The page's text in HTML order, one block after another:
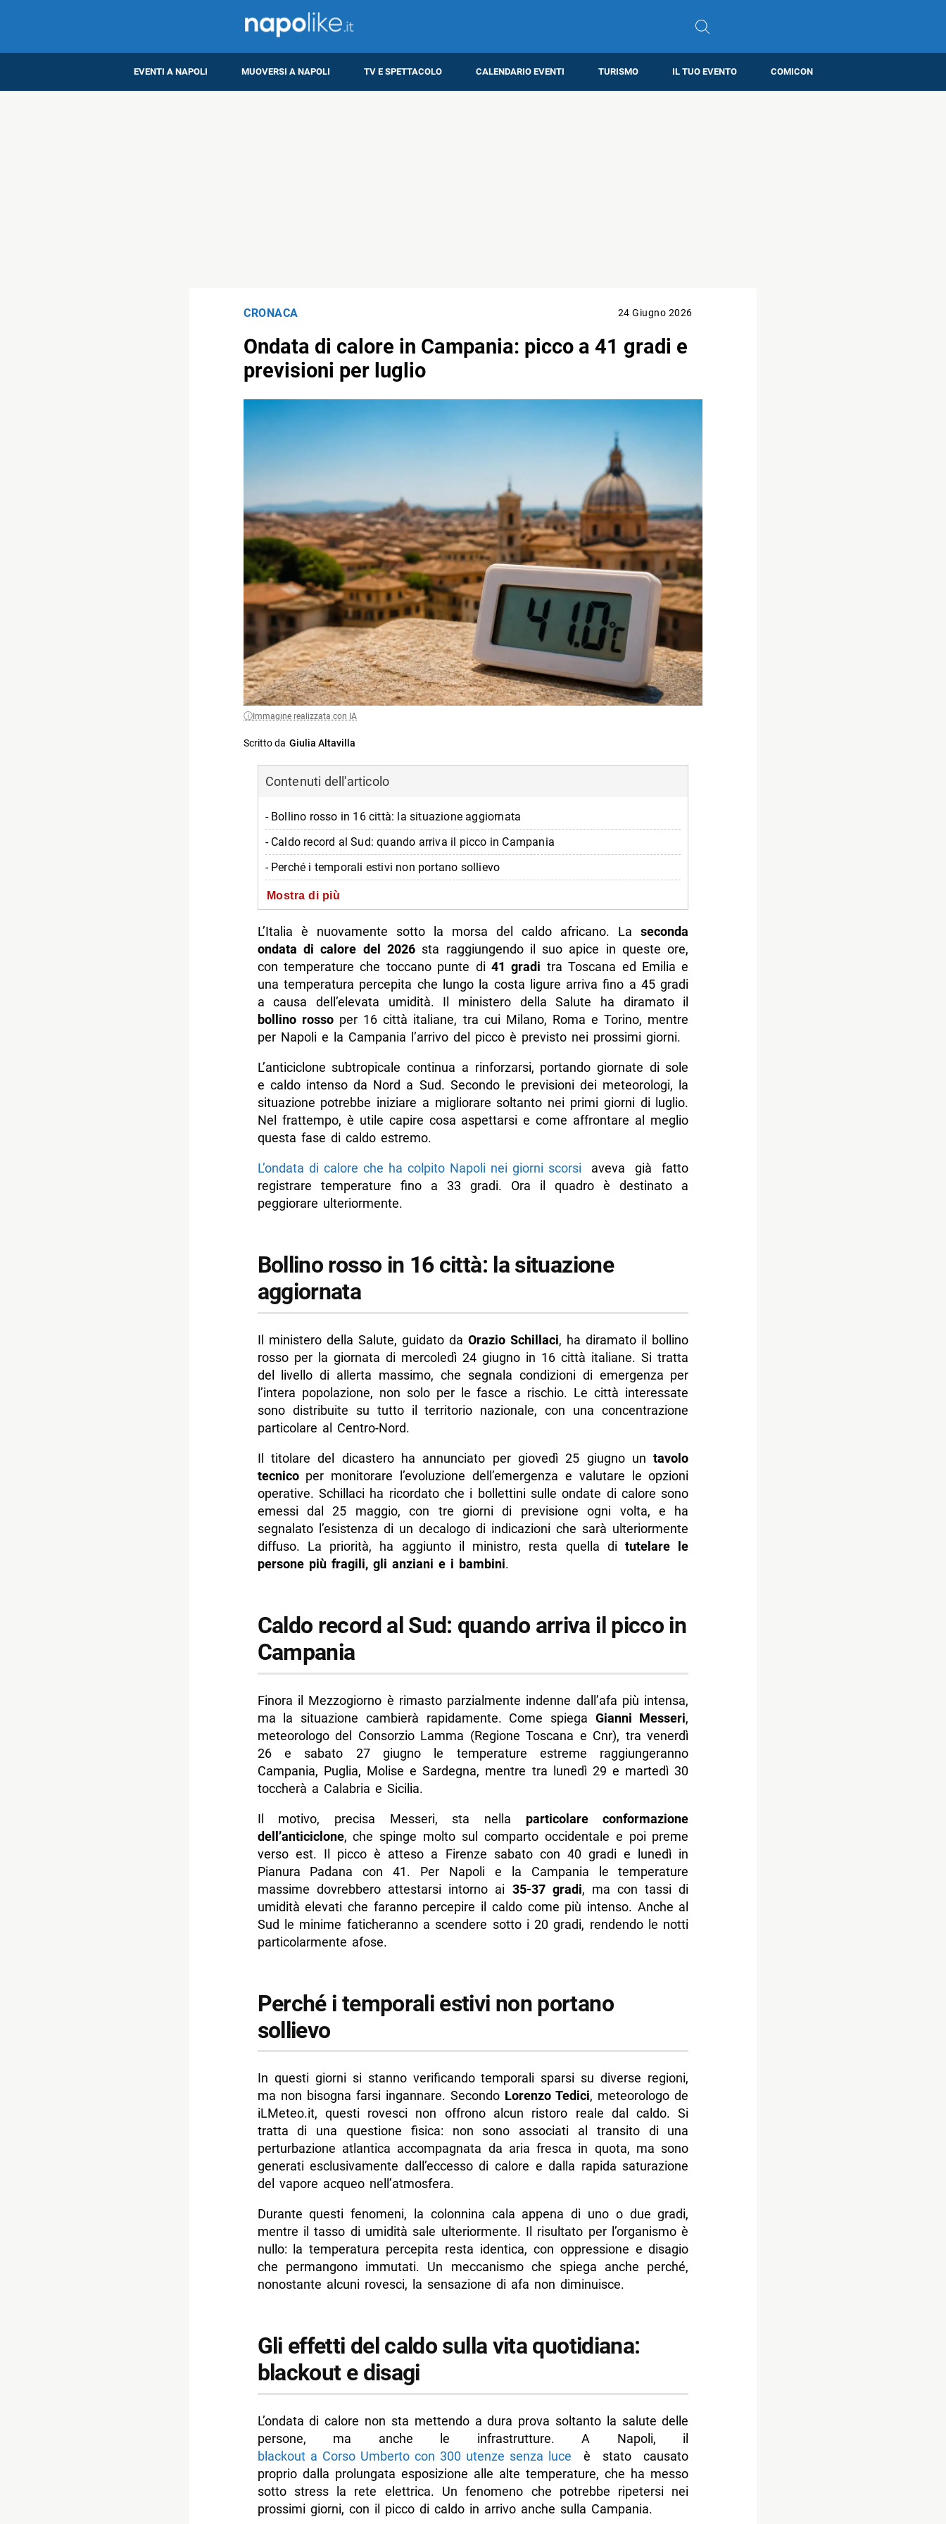
EVENTI A NAPOLI MUOVERSI A NAPOLI TV E SPETTACOLO CALENDARIO EVENTI TURISMO IL TUO EVENTO COMICON
CRONACA 24 Giugno 2026
Ondata di calore in Campania: picco a 41 gradi e
previsioni per luglio
Immagine realizzata con IA
Scritto da Giulia Altavilla
Contenuti dell'articolo
- Bollino rosso in 16 città: la situazione aggiornata
- Caldo record al Sud: quando arriva il picco in Campania
- Perché i temporali estivi non portano sollievo
- Gli effetti del caldo sulla vita quotidiana: blackout e disagi
-- Scopri di più da Napolike.it
Mostra di più
L’Italia è nuovamente sotto la morsa del caldo africano. Laseconda
ondata di calore del 2026sta raggiungendo il suo apice in queste ore,
con temperature che toccano punte di 41 gradi tra Toscana ed Emilia e
una temperatura percepita che lungo la costa ligure arriva fino a 45 gradi
a causa dell’elevata umidità. Il ministero della Salute ha diramato il
bollino rossoper 16 città italiane, tra cui Milano, Roma e Torino, mentre
per Napoli e la Campania l’arrivo del picco è previsto nei prossimi giorni.
L’anticiclone subtropicale continua a rinforzarsi, portando giornate di sole
e caldo intenso da Nord a Sud. Secondo le previsioni dei meteorologi, la
situazione potrebbe iniziare a migliorare soltanto nei primi giorni di luglio.
Nel frattempo, è utile capire cosa aspettarsi e come affrontare al meglio
questa fase di caldo estremo.
L’ondata di calore che ha colpito Napoli nei giorni scorsi aveva già fatto
registrare temperature fino a 33 gradi. Ora il quadro è destinato a
peggiorare ulteriormente.
Bollino rosso in 16 città: la situazione
aggiornata
Il ministero della Salute, guidato daOrazio Schillaci, ha diramato il bollino
rosso per la giornata di mercoledì 24 giugno in 16 città italiane. Si tratta
del livello di allerta massimo, che segnala condizioni di emergenza per
l’intera popolazione, non solo per le fasce a rischio. Le città interessate
sono distribuite su tutto il territorio nazionale, con una concentrazione
particolare al Centro-Nord.
Il titolare del dicastero ha annunciato per giovedì 25 giugno untavolo
tecnicoper monitorare l’evoluzione dell’emergenza e valutare le opzioni
operative. Schillaci ha ricordato che i bollettini sulle ondate di calore sono
emessi dal 25 maggio, con tre giorni di previsione ogni volta, e ha
segnalato l’esistenza di un decalogo di indicazioni che sarà ulteriormente
diffuso. La priorità, ha aggiunto il ministro, resta quella ditutelare le
persone più fragili, gli anziani e i bambini.
Caldo record al Sud: quando arriva il picco in
Campania
Finora il Mezzogiorno è rimasto parzialmente indenne dall’afa più intensa,
ma la situazione cambierà rapidamente. Come spiega Gianni Messeri,
meteorologo del Consorzio Lamma (Regione Toscana e Cnr), tra venerdì
26 e sabato 27 giugno le temperature estreme raggiungeranno
Campania, Puglia, Molise e Sardegna, mentre tra lunedì 29 e martedì 30
toccherà a Calabria e Sicilia.
Il motivo, precisa Messeri, sta nella particolare conformazione
dell’anticiclone, che spinge molto sul comparto occidentale e poi preme
verso est. Il picco è atteso a Firenze sabato con 40 gradi e lunedì in
Pianura Padana con 41. Per Napoli e la Campania le temperature
massime dovrebbero attestarsi intorno ai 35-37 gradi, ma con tassi di
umidità elevati che faranno percepire il caldo come più intenso. Anche al
Sud le minime faticheranno a scendere sotto i 20 gradi, rendendo le notti
particolarmente afose.
Perché i temporali estivi non portano
sollievo
In questi giorni si stanno verificando temporali sparsi su diverse regioni,
ma non bisogna farsi ingannare. Secondo Lorenzo Tedici, meteorologo de
iLMeteo.it, questi rovesci non offrono alcun ristoro reale dal caldo. Si
tratta di una questione fisica: non sono associati al transito di una
perturbazione atlantica accompagnata da aria fresca in quota, ma sono
generati esclusivamente dall’eccesso di calore e dalla rapida saturazione
del vapore acqueo nell’atmosfera.
Durante questi fenomeni, la colonnina cala appena di uno o due gradi,
mentre il tasso di umidità sale ulteriormente. Il risultato per l’organismo è
nullo: la temperatura percepita resta identica, con oppressione e disagio
che permangono immutati. Un meccanismo che spiega anche perché,
nonostante alcuni rovesci, la sensazione di afa non diminuisce.
Gli effetti del caldo sulla vita quotidiana:
blackout e disagi
L’ondata di calore non sta mettendo a dura prova soltanto la salute delle
persone, ma anche le infrastrutture. A Napoli, il
blackout a Corso Umberto con 300 utenze senza luce è stato causato
proprio dalla prolungata esposizione alle alte temperature, che ha messo
sotto stress la rete elettrica. Un fenomeno che potrebbe ripetersi nei
prossimi giorni, con il picco di caldo in arrivo anche sulla Campania.